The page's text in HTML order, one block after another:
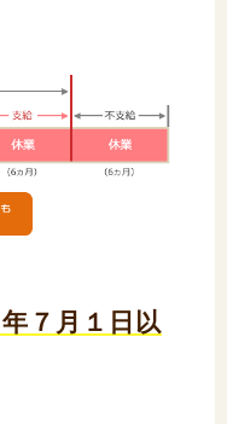
７月１日以